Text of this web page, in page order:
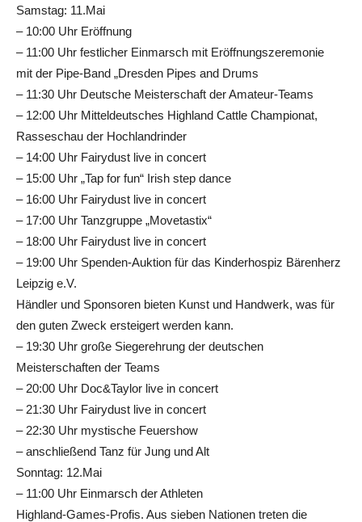
Samstag: 11.Mai
– 10:00 Uhr Eröffnung
– 11:00 Uhr festlicher Einmarsch mit Eröffnungszeremonie
mit der Pipe-Band „Dresden Pipes and Drums
– 11:30 Uhr Deutsche Meisterschaft der Amateur-Teams
– 12:00 Uhr Mitteldeutsches Highland Cattle Championat,
Rasseschau der Hochlandrinder
– 14:00 Uhr Fairydust live in concert
– 15:00 Uhr „Tap for fun“ Irish step dance
– 16:00 Uhr Fairydust live in concert
– 17:00 Uhr Tanzgruppe „Movetastix“
– 18:00 Uhr Fairydust live in concert
– 19:00 Uhr Spenden-Auktion für das Kinderhospiz Bärenherz
Leipzig e.V.
Händler und Sponsoren bieten Kunst und Handwerk, was für
den guten Zweck ersteigert werden kann.
– 19:30 Uhr große Siegerehrung der deutschen
Meisterschaften der Teams
– 20:00 Uhr Doc&Taylor live in concert
– 21:30 Uhr Fairydust live in concert
– 22:30 Uhr mystische Feuershow
– anschließend Tanz für Jung und Alt
Sonntag: 12.Mai
– 11:00 Uhr Einmarsch der Athleten
Highland-Games-Profis. Aus sieben Nationen treten die